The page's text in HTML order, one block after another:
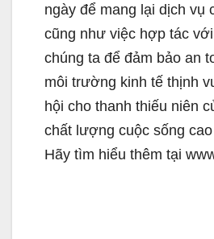
ngày để mang lại dịch vụ
cũng như việc hợp tác
chúng ta để đảm bảo an
môi trường kinh tế thịnh
hội cho thanh thiếu niên
chất lượng cuộc sống
Hãy tìm hiểu thêm tại